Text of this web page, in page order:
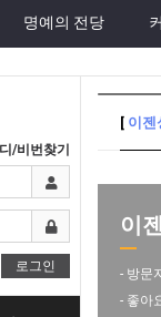
명예의 전당
/비번찾기
로그인
[ 이젠
이
- 방문
- 좋아